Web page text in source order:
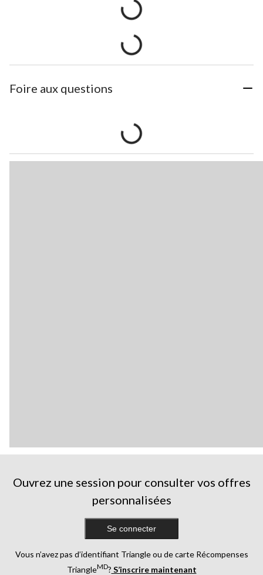
Foire aux questions
Ouvrez une session pour consulter vos offres
personnalisées
Se connecter
Vous n’avez pas d’identifiant Triangle ou de carte Récompenses
TriangleMD? S’inscrire maintenant